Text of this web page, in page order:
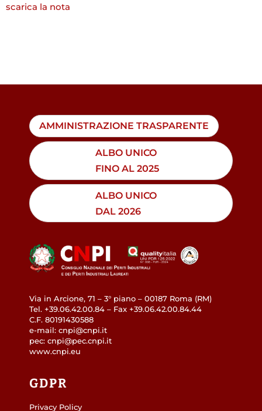
scarica la nota
AMMINISTRAZIONE TRASPARENTE
ALBO UNICO
FINO AL 2025
ALBO UNICO
DAL 2026
Via in Arcione, 71 – 3° piano – 00187 Roma (RM)
Tel. +39.06.42.00.84 – Fax +39.06.42.00.84.44
C.F. 80191430588
e-mail: cnpi@cnpi.it
pec: cnpi@pec.cnpi.it
www.cnpi.eu
GDPR
Privacy Policy